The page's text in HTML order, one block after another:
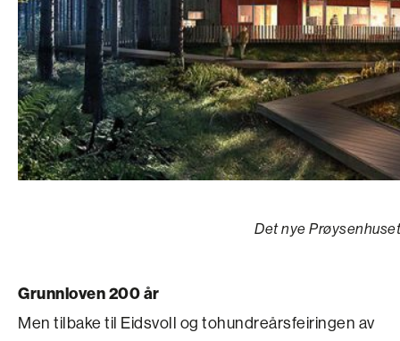
Det nye
Grunnloven 200 år
Men tilbake til Eidsvoll og tohundreårsfeiringen av